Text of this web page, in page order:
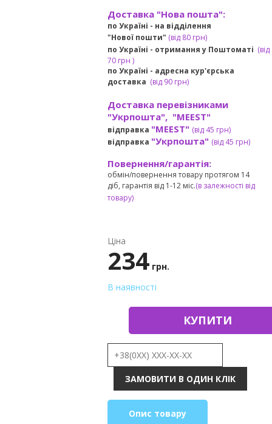
Доставка "Нова пошта":
по Україні - на відділення
"Нової пошти" (від 80 грн)
по Україні - отримання у Поштоматі (від
70 грн )
по Україні - адресна кур'єрська
доставка (від90 грн)
Доставка перевізниками
"Укрпошта", "MEEST"
відправка "MEEST" (від 45 грн)
відправка "Укрпошта" (від 45 грн)
Повернення/гарантія:
обмін/повернення товару протягом 14
діб, гарантія від 1-12 міс.(в залежності від
товару)
Ціна
234 грн.
В наявності
КУПИТИ
Опис товару